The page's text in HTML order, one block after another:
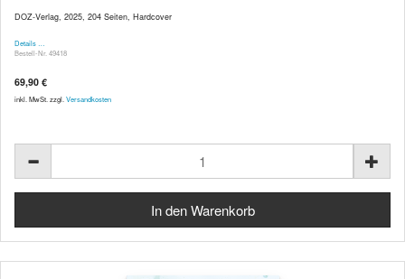
DOZ-Verlag, 2025, 204 Seiten, Hardcover
Details …
Bestell-Nr. 49418
69,90 €
inkl. MwSt. zzgl. Versandkosten